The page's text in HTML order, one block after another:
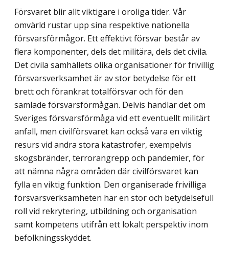
Försvaret blir allt viktigare i oroliga tider. Vår
omvärld rustar upp sina respektive nationella
försvarsförmågor. Ett effektivt försvar består av
flera komponenter, dels det militära, dels det civila.
Det civila samhällets olika organisationer för frivillig
försvars­verksamhet är av stor betydelse för ett
brett och förankrat totalförsvar och för den
samlade försvarsförmågan. Delvis handlar det om
Sveriges försvarsförmåga vid ett eventuellt militärt
anfall, men civilförsvaret kan också vara en viktig
resurs vid andra stora katastrofer, exempelvis
skogsbränder, terrorangrepp och pandemier, för
att nämna några områden där civilförsvaret kan
fylla en viktig funktion. Den organiserade frivilli­ga
försvarsverksamheten har en stor och betydelsefull
roll vid rekrytering, utbildning och organisation
samt kompetens utifrån ett lokalt perspektiv inom
befolkningsskyddet.